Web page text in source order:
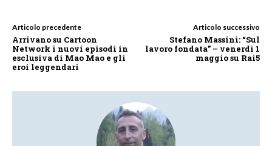
Articolo precedente
Arrivano su Cartoon
Network i nuovi episodi in
esclusiva di Mao Mao e gli
eroi leggendari
Articolo successivo
Stefano Massini: “Sul
lavoro fondata” – venerdì 1
maggio su Rai5